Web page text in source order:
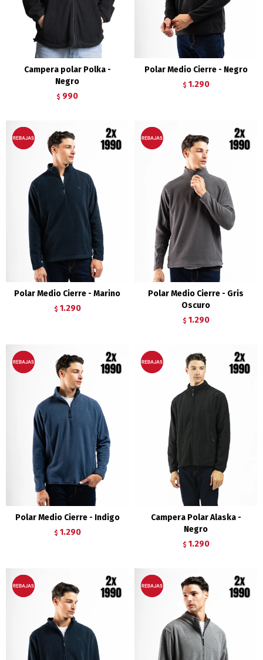
Campera polar Polka -
Negro
$ 990
Polar Medio Cierre - Negro
$ 1.290
Polar Medio Cierre - Marino
$ 1.290
Polar Medio Cierre - Gris
Oscuro
$ 1.290
Polar Medio Cierre - Indigo
$ 1.290
Campera Polar Alaska -
Negro
$ 1.290